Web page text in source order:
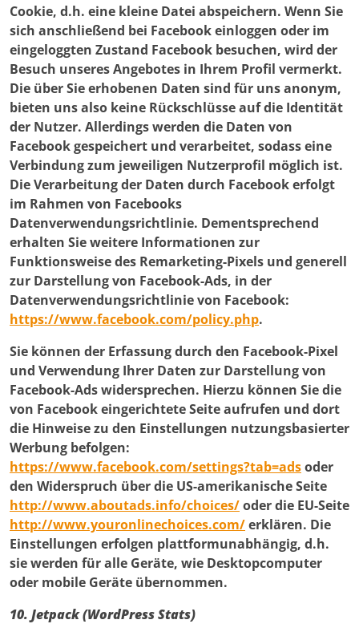
Cookie, d.h. eine kleine Datei abspeichern. Wenn Sie
sich anschließend bei Facebook einloggen oder im
eingeloggten Zustand Facebook besuchen, wird der
Besuch unseres Angebotes in Ihrem Profil vermerkt.
Die über Sie erhobenen Daten sind für uns anonym,
bieten uns also keine Rückschlüsse auf die Identität
der Nutzer. Allerdings werden die Daten von
Facebook gespeichert und verarbeitet, sodass eine
Verbindung zum jeweiligen Nutzerprofil möglich ist.
Die Verarbeitung der Daten durch Facebook erfolgt
im Rahmen von Facebooks
Datenverwendungsrichtlinie. Dementsprechend
erhalten Sie weitere Informationen zur
Funktionsweise des Remarketing-Pixels und generell
zur Darstellung von Facebook-Ads, in der
Datenverwendungsrichtlinie von Facebook:
https://www.facebook.com/policy.php.
Sie können der Erfassung durch den Facebook-Pixel
und Verwendung Ihrer Daten zur Darstellung von
Facebook-Ads widersprechen. Hierzu können Sie die
von Facebook eingerichtete Seite aufrufen und dort
die Hinweise zu den Einstellungen nutzungsbasierter
Werbung befolgen:
https://www.facebook.com/settings?tab=adsoder
den Widerspruch über die US-amerikanische Seite
http://www.aboutads.info/choices/oder die EU-Seite
http://www.youronlinechoices.com/erklären. Die
Einstellungen erfolgen plattformunabhängig, d.h.
sie werden für alle Geräte, wie Desktopcomputer
oder mobile Geräte übernommen.
10. Jetpack (WordPress Stats)